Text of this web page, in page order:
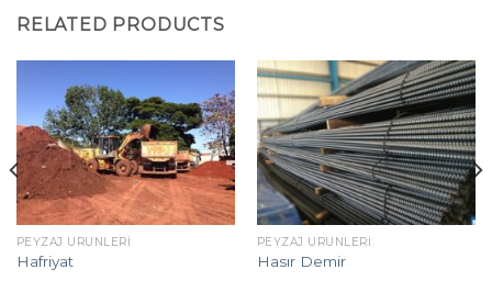
RELATED PRODUCTS
PEYZAJ ÜRÜNLERI
Hafriyat
PEYZAJ ÜRÜNLERI
Hasır Demir